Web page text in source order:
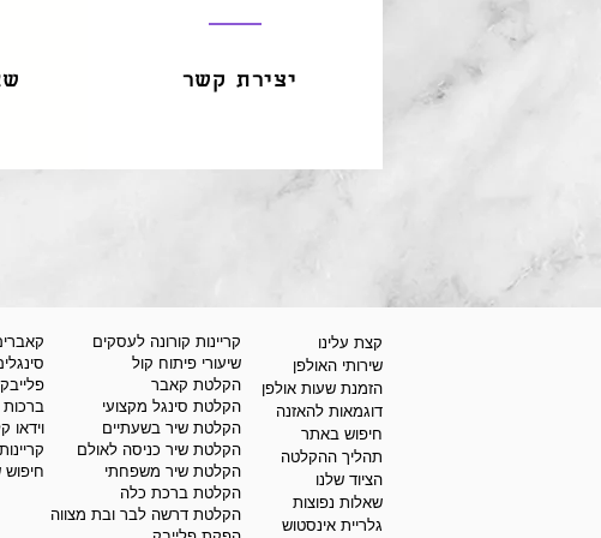
יצירת קשר
ברכות
וידאו
קריינות קורונה לעסקים
שיעורי פיתוח קול
הקלטת קאבר
הקלטת סינגל מקצועי
הקלטת שיר בשעתיים
הקלטת שיר כניסה לאולם
הקלטת שיר משפחתי
הקלטת ברכת כלה
הקלטת דרשה לבר ובת מצווה
קצת עלינו
שירותי האולפן
הזמנת שעות אולפן
דוגמאות להאזנה
חיפוש באתר
תהליך ההקלטה
הציוד שלנו
שאלות נפוצות
גלריית אינסטוש